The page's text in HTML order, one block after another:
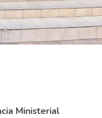
Ministerial